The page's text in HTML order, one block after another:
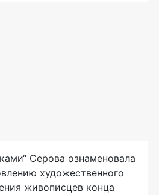
Серова ознаменовала
художественного
живописцев конца